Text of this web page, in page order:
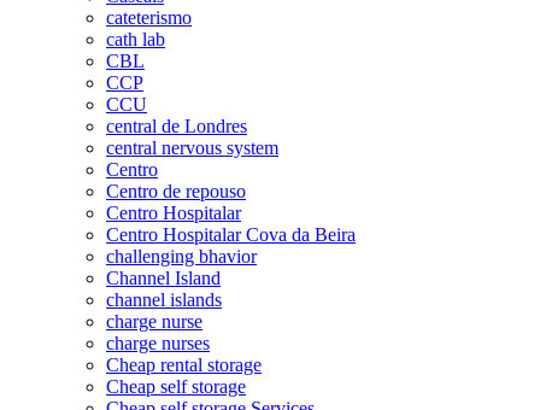
cateterismo
cath lab
CBL
CCP
CCU
central de Londres
central nervous system
Centro
Centro de repouso
Centro Hospitalar
Centro Hospitalar Cova da Beira
challenging bhavior
Channel Island
channel islands
charge nurse
charge nurses
Cheap rental storage
Cheap self storage